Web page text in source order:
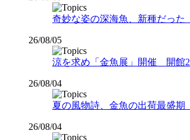
奇妙な姿の深海魚、新種だっ
26/08/05
涼を求め「金魚展」開催 開館
26/08/04
夏の風物詩、金魚の出荷最盛
26/08/04